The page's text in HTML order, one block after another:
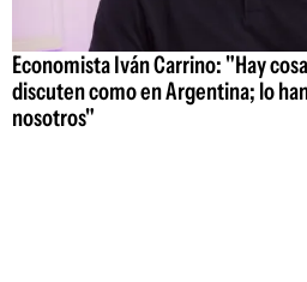
Economista Iván Carrino: "Hay
discuten como en Argentina; lo
nosotros"